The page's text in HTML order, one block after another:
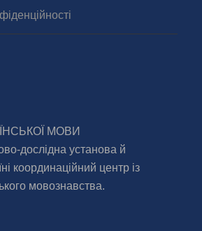
МОВИ
дослідна установа й
координаційний центр із
мовознавства.